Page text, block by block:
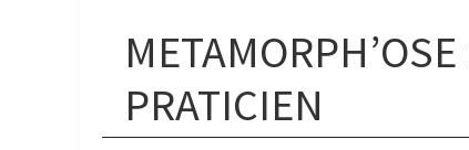
PRATICIEN